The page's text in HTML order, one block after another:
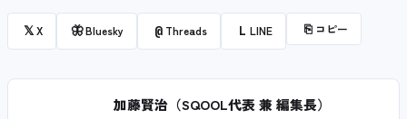
𝕏X 🦋Bluesky @ Threads L LINE ⎘ コピー
加藤賢治（SQOOL代表 兼 編集長）